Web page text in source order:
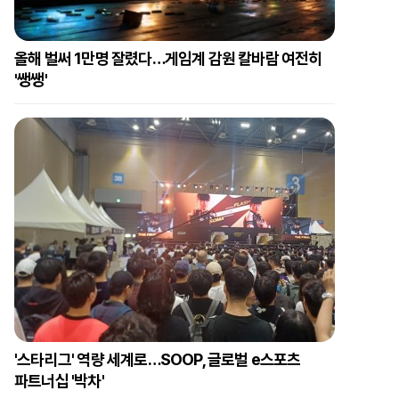
올해 벌써 1만명 잘렸다…게임계 감원 칼바람 여전히
'쌩쌩'
'스타리그' 역량 세계로…SOOP, 글로벌 e스포츠
파트너십 '박차'